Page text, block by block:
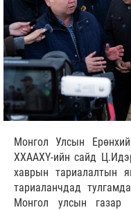
Монгол Улсын
ХХААХҮ-ийн сайд
хаврын тариалалтын
тариаланчдад
Монгол улсын газар